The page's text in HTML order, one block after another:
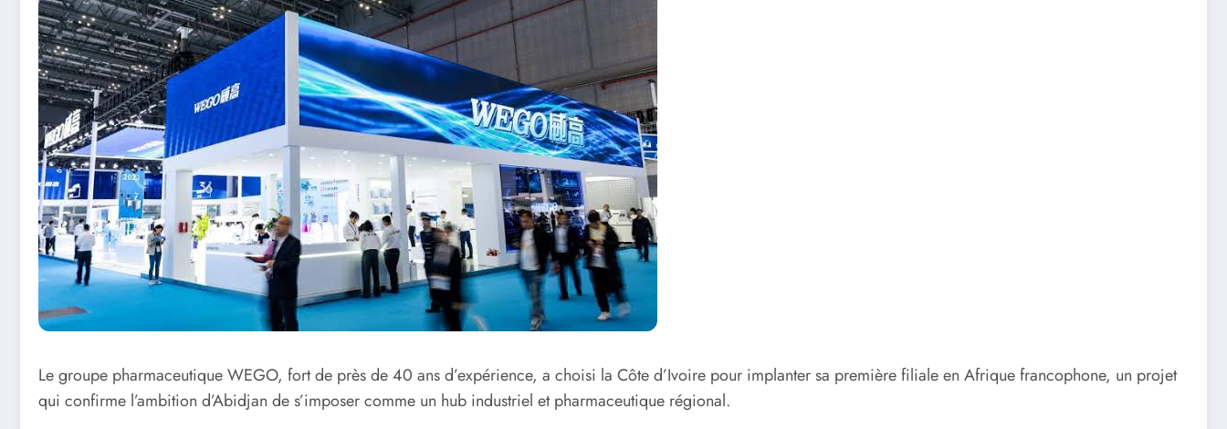
Le groupe pharmaceutique WEGO, fort de près de 40 ans d’expérience, a choisi la Côte d’Ivoire pour implanter sa première filiale en Afrique francophone, un projet
qui confirme l’ambition d’Abidjan de s’imposer comme un hub industriel et pharmaceutique régional.